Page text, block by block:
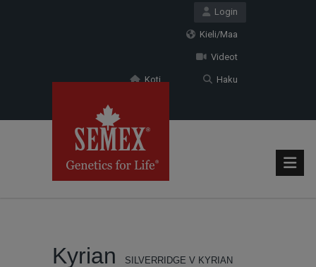
Login
Kieli/Maa
Videot
Haku
Koti